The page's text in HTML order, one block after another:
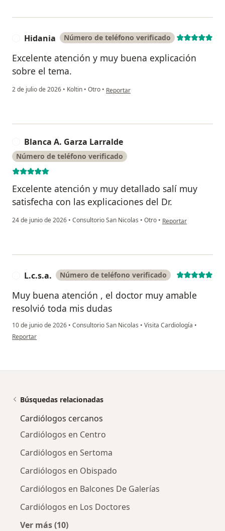
Hidania Número de teléfono verificado
Excelente atención y muy buena explicación
sobre el tema.
2 de julio de 2026 • Koltin • Otro • en opinión del usuario Hidania
Reportar
Blanca A. Garza Larralde
Número de teléfono verificado
Excelente atención y muy detallado salí muy
satisfecha con las explicaciones del Dr.
24 de junio de 2026 • Consultorio San Nicolas • Otro • en opinión del
Reportar
L.c.s.a. Número de teléfono verificado
Muy buena atención , el doctor muy amable
resolvió toda mis dudas
10 de junio de 2026 • Consultorio San Nicolas • Visita Cardiología •
en opinión del usuario L.c.s.a.
Reportar
Búsquedas relacionadas
Cardiólogos cercanos
Cardiólogos en Centro
Cardiólogos en Sertoma
Cardiólogos en Obispado
Cardiólogos en Balcones De Galerías
Cardiólogos en Los Doctores
Ver más (10)